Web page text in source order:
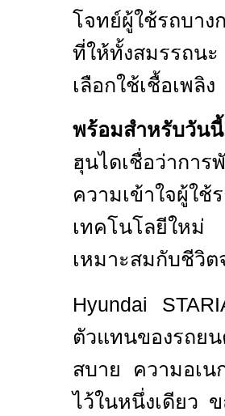
โจทย์ผู้ใช้รถบาง
ที่ให้ทั้งสมรรถน
เลือกใช้เชื้อเพลิง
พร้อมสำหรับวัน
ฮุนไดเชื่อว่ากา
ความเข้าใจผู้ใช้
เทคโนโลยีให
เหมาะสมกับชีวิ
Hyundai
ตัวแทนของรถย
สบาย ความอเน
ไว้ในหนึ่งเดียว